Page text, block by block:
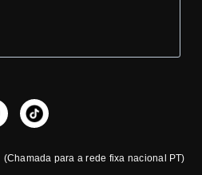
(Chamada para a rede fixa nacional PT)